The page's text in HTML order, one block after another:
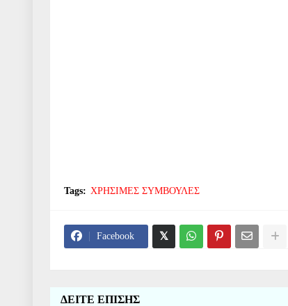
Tags: ΧΡΗΣΙΜΕΣ ΣΥΜΒΟΥΛΕΣ
Facebook
ΔΕΙΤΕ ΕΠΙΣΗΣ